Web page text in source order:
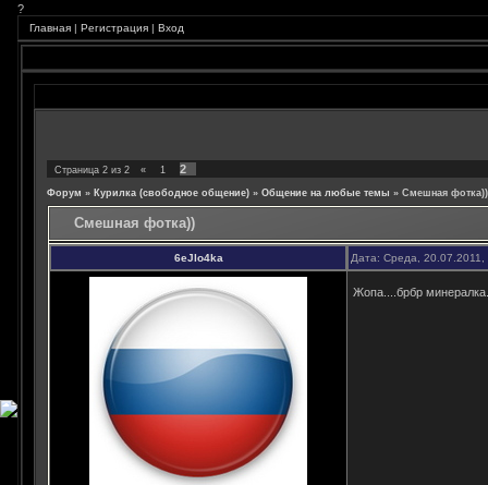
?
Главная | Регистрация | Вход
Страница 2 из 2 « 1 2
Форум » Курилка (свободное общение) » Общение на любые темы » Смешная фотка))
Смешная фотка))
6eJlo4ka Дата: Среда,
Жопа....брбр